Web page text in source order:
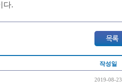
다.
작성일
2019-08-23